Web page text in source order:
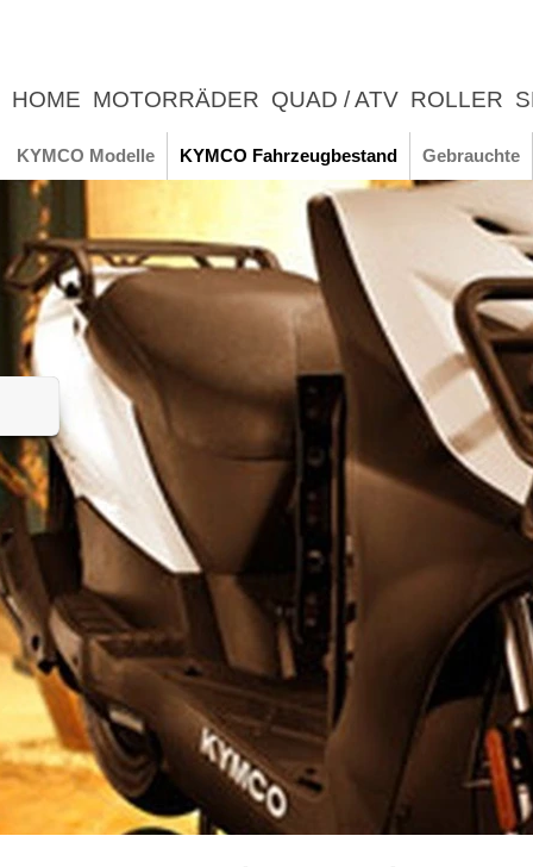
HOME MOTORRÄDER QUAD / ATV ROLLER
UNTERNEHMEN
KYMCO Modelle KYMCO Fahrzeugbestand Gebrauchte